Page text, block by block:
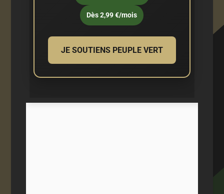
Dès 2,99 €/mois
JE SOUTIENS PEUPLE VERT